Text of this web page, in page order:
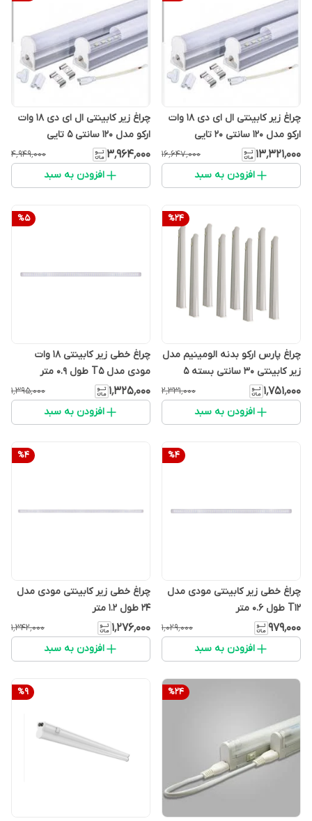
چراغ زیر کابینتی ال ای دی 18 وات
ارکو مدل 120 سانتی 20 تایی
۱۳٬۳۲۱٬۰۰۰ ۱۶٬۶۴۷٬۰۰۰
افزودن به سبد
چراغ زیر کابینتی ال ای دی 18 وات
ارکو مدل 120 سانتی ۵ تایی
۳٬۹۶۴٬۰۰۰ ۴٬۹۴۹٬۰۰۰
افزودن به سبد
%24
چراغ پارس ارکو بدنه الومینیم مدل
زیر کابینتی 30 سانتی بسته ۵
عددی
۱٬۷۵۱٬۰۰۰ ۲٬۳۳۱٬۰۰۰
افزودن به سبد
%5
چراغ خطی زیر کابینتی 18 وات
مودی مدل T5 طول 0.9 متر
۱٬۳۲۵٬۰۰۰ ۱٬۳۹۵٬۰۰۰
افزودن به سبد
%4
چراغ خطی زیر کابینتی مودی مدل
T12 طول 0.6 متر
۹۷۹٬۰۰۰ ۱٬۰۲۹٬۰۰۰
افزودن به سبد
%4
چراغ خطی زیر کابینتی مودی مدل
24 طول 1.2 متر
۱٬۲۷۶٬۰۰۰ ۱٬۳۴۲٬۰۰۰
افزودن به سبد
%24
%9